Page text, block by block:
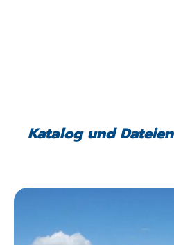
Katalog und Dateien